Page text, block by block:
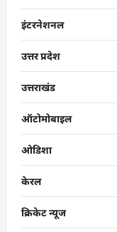
इंटरनेशनल
उत्तर प्रदेश
उत्तराखंड
ऑटोमोबाइल
ओडिशा
केरल
क्रिकेट न्यूज